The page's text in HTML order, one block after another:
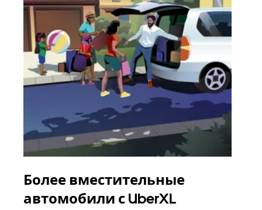
Более вместительные
автомобили с UberXL